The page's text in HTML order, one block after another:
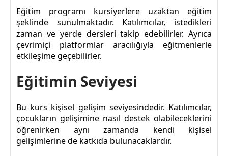
Eğitim programı kursiyerlere uzaktan eğitim
şeklinde sunulmaktadır. Katılımcılar, istedikleri
zaman ve yerde dersleri takip edebilirler. Ayrıca
çevrimiçi platformlar aracılığıyla eğitmenlerle
etkileşime geçebilirler.
Eğitimin Seviyesi
Bu kurs kişisel gelişim seviyesindedir. Katılımcılar,
çocukların gelişimine nasıl destek olabileceklerini
öğrenirken aynı zamanda kendi kişisel
gelişimlerine de katkıda bulunacaklardır.